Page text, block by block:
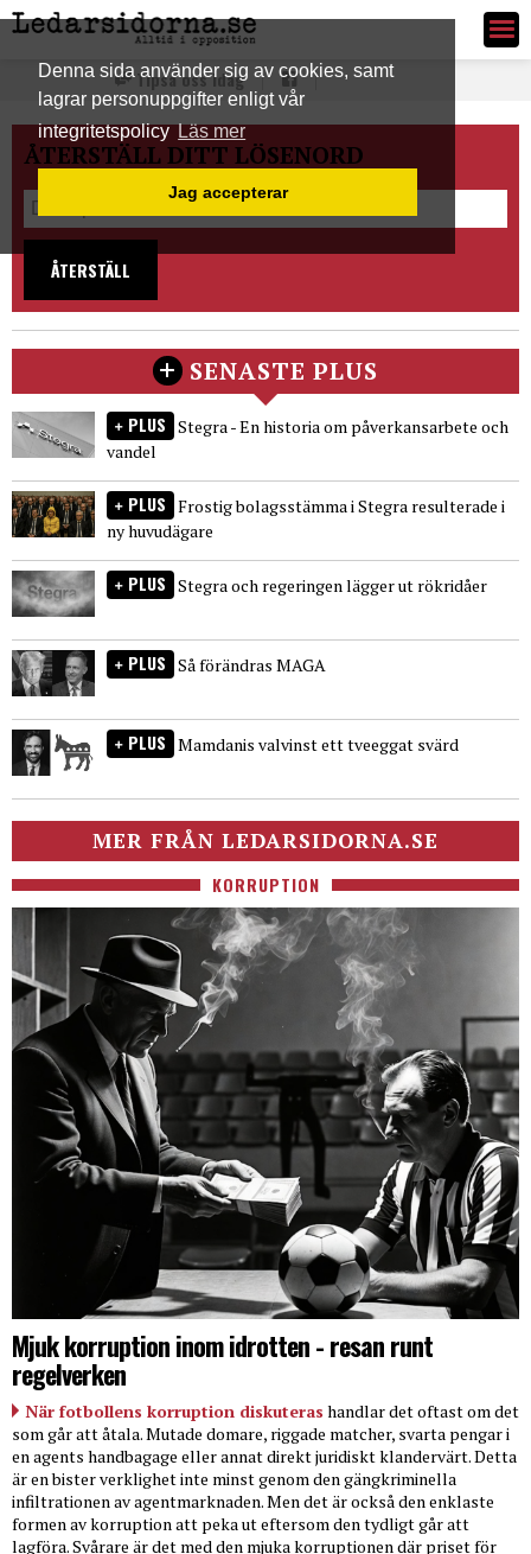
Denna sida använder sig av cookies, samt
lagrar personuppgifter enligt vår
integritetspolicyLäs mer
Jag accepterar
Ledarsidorna.se
Tipsa oss idag
ÅTERSTÄLL DITT LÖSENORD
ÅTERSTÄLL
SENASTE PLUS
PLUS Stegra - En historia om påverkansarbete och
vandel
PLUS Frostig bolagsstämma i Stegra resulterade i
ny huvudägare
PLUS Stegra och regeringen lägger ut rökridåer
PLUS Så förändras MAGA
PLUS Mamdanis valvinst ett tveeggat svärd
MER FRÅN LEDARSIDORNA.SE
KORRUPTION
Mjuk korruption inom idrotten - resan runt
regelverken
När fotbollens korruption diskuteras handlar det oftast om det
som går att åtala. Mutade domare, riggade matcher, svarta pengar i
en agents handbagage eller annat direkt juridiskt klandervärt. Detta
är en bister verklighet inte minst genom den gängkriminella
infiltrationen av agentmarknaden. Men det är också den enklaste
formen av korruption att peka ut eftersom den tydligt går att
lagföra. Svårare är det med den mjuka korruptionen där priset för